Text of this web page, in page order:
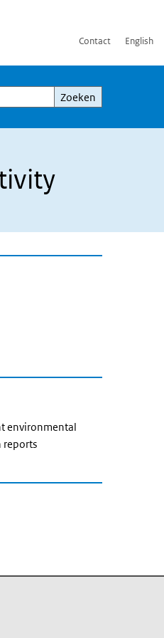
Contact English
Zoeken
environmental
reports